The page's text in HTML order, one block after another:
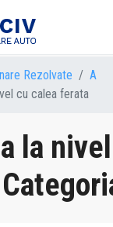
Rezolvate
A
cu calea ferata
la